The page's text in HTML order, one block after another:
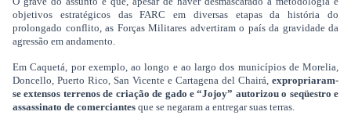
objetivos estratégicos das FARC em diversas etapas da história do
prolongado conflito, as Forças Militares advertiram o país da gravidade da
agressão em andamento.
Em Caquetá, por exemplo, ao longo e ao largo dos municípios de Morelia,
Doncello, Puerto Rico, San Vicente e Cartagena del Chairá, expropriaram-
se extensos terrenos de criação de gado e “Jojoy” autorizou o seqüestro e
assassinato de comerciantes que se negaram a entregar suas terras.